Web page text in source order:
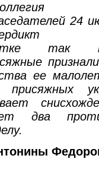
24
так
ее
два